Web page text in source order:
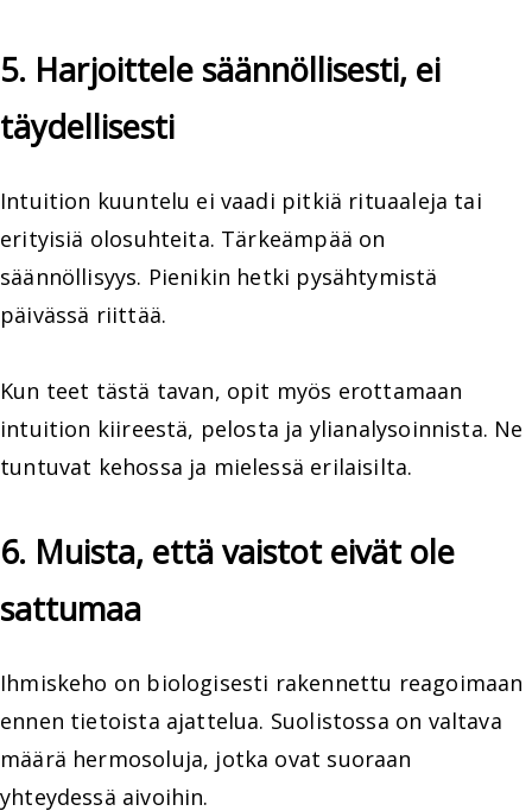
5. Harjoittele säännöllisesti, ei
täydellisesti
Intuition kuuntelu ei vaadi pitkiä rituaaleja tai
erityisiä olosuhteita. Tärkeämpää on
säännöllisyys. Pienikin hetki pysähtymistä
päivässä riittää.
Kun teet tästä tavan, opit myös erottamaan
intuition kiireestä, pelosta ja ylianalysoinnista. Ne
tuntuvat kehossa ja mielessä erilaisilta.
6. Muista, että vaistot eivät ole
sattumaa
Ihmiskeho on biologisesti rakennettu reagoimaan
ennen tietoista ajattelua. Suolistossa on valtava
määrä hermosoluja, jotka ovat suoraan
yhteydessä aivoihin.